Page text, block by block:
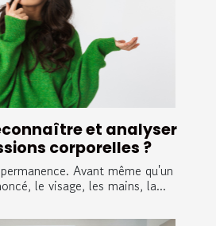
et analyser
corporelles ?
Avant même qu'un
le visage, les mains, la...